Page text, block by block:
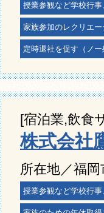
授業参観など学校行
家族参加のレクリエ
定時退社を促す（ノ
[宿泊業,飲食
株式会社
所在地／福
授業参観など学校行